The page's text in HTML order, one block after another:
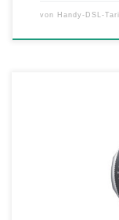
von Handy-DSL-
Die neue Samsung
mit vielfältigen
Samsung hat die
Smartwatch
LTE-Konnektivität2,
zeitlosen und